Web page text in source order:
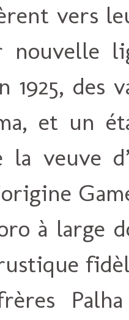
vers
nouvelle
1925, des
et un
la veuve
à large